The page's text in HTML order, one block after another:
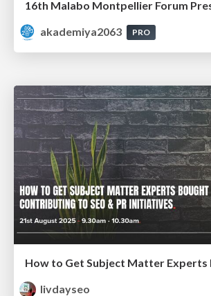
16th Malabo Montpellier Forum
akademiya2063
PRO
livdayseo